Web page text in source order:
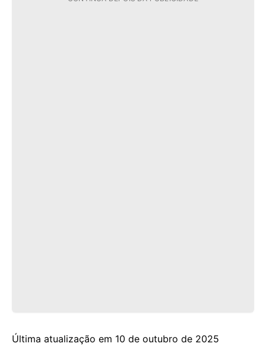
Última atualização em 10 de outubro de 2025